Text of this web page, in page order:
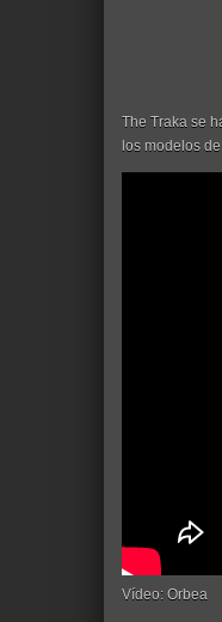
The Traka se
los modelos
Vídeo: Orbea